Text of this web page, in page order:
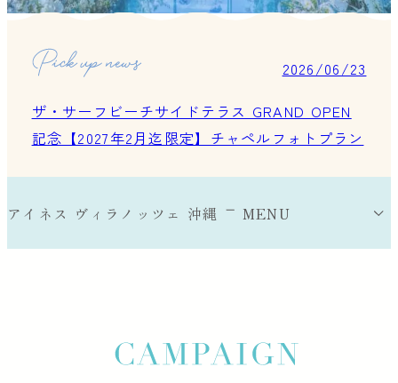
2026/06/23
ザ・サーフビーチサイドテラス GRAND OPEN
記念【2027年2月迄限定】チャペルフォトプラン
アイネス ヴィラノッツェ 沖縄 MENU
式場のポイント